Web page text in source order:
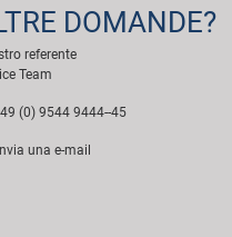
DOMANDE?
referente
Team
(0) 9544 9444--45
una e-mail